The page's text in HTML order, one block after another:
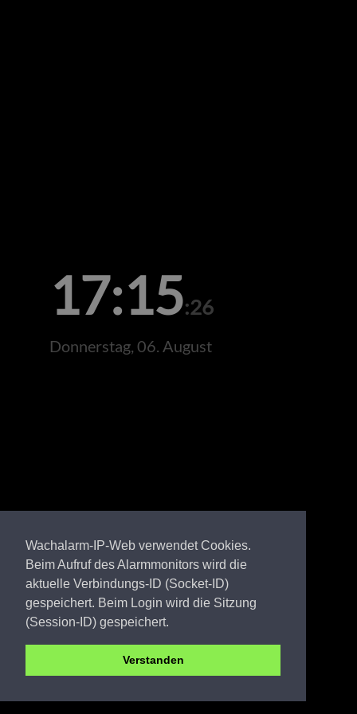
Wachalarm-IP-Web verwendet Cookies.
Beim Aufruf des Alarmmonitors wird die
aktuelle Verbindungs-ID (Socket-ID)
gespeichert. Beim Login wird die Sitzung
(Session-ID) gespeichert.
Verstanden
17:15:26
Donnerstag, 06. August
OSL FW Suschow